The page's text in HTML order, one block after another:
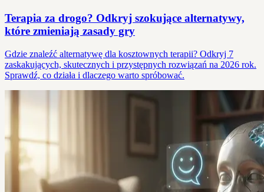
Terapia za drogo? Odkryj szokujące alternatywy,
które zmieniają zasady gry
Gdzie znaleźć alternatywę dla kosztownych terapii? Odkryj 7
zaskakujących, skutecznych i przystępnych rozwiązań na 2026 rok.
Sprawdź, co działa i dlaczego warto spróbować.